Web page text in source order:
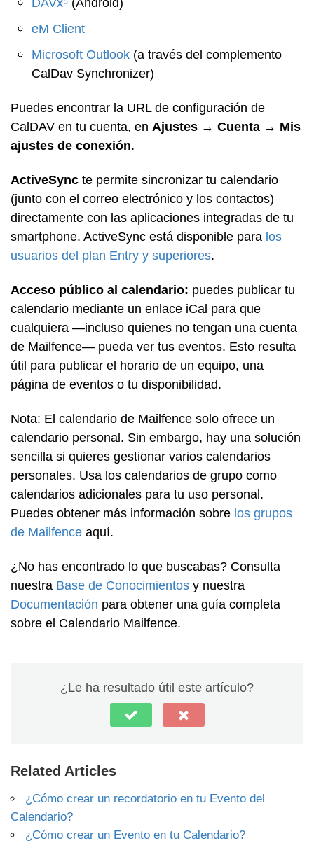
eM Client
Microsoft Outlook (a través del complemento
CalDav Synchronizer)
Puedes encontrar la URL de configuración de
CalDAV en tu cuenta, en Ajustes → Cuenta → Mis
ajustes de conexión.
ActiveSync te permite sincronizar tu calendario
(junto con el correo electrónico y los contactos)
directamente con las aplicaciones integradas de tu
smartphone. ActiveSync está disponible para los
usuarios del plan Entry y superiores.
Acceso público al calendario: puedes publicar tu
calendario mediante un enlace iCal para que
cualquiera —incluso quienes no tengan una cuenta
de Mailfence— pueda ver tus eventos. Esto resulta
útil para publicar el horario de un equipo, una
página de eventos o tu disponibilidad.
Nota: El calendario de Mailfence solo ofrece un
calendario personal. Sin embargo, hay una solución
sencilla si quieres gestionar varios calendarios
personales. Usa los calendarios de grupo como
calendarios adicionales para tu uso personal.
Puedes obtener más información sobre los grupos
de Mailfence aquí.
¿No has encontrado lo que buscabas? Consulta
nuestra Base de Conocimientos y nuestra
Documentación para obtener una guía completa
sobre el Calendario Mailfence.
¿Le ha resultado útil este artículo?
Related Articles
¿Cómo crear un recordatorio en tu Evento del
Calendario?
¿Cómo crear un Evento en tu Calendario?